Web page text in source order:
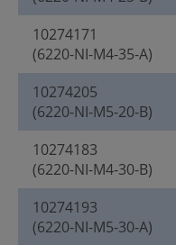
10274171
(6220-NI-M4-35-A)
10274205
(6220-NI-M5-20-B)
10274183
(6220-NI-M4-30-B)
10274193
(6220-NI-M5-30-A)